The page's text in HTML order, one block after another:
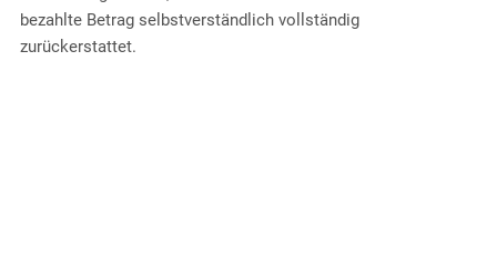
bezahlte Betrag selbstverständlich vollständig
zurückerstattet.